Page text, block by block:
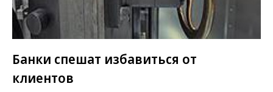
Банки спешат избавиться от
клиентов